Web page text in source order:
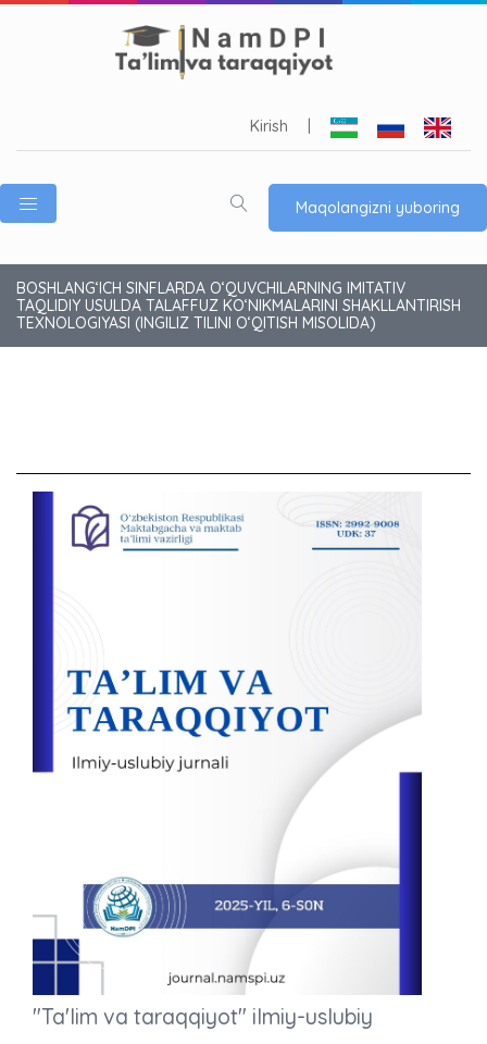
Kirish
Maqolangizni yuboring
BOSHLANG‘ICH SINFLARDA O‘QUVCHILARNING IMITATIV
TAQLIDIY USULDA TALAFFUZ KO‘NIKMALARINI SHAKLLANTIRISH
TEXNOLOGIYASI (INGILIZ TILINI O‘QITISH MISOLIDA)
"Ta'lim va taraqqiyot" ilmiy-uslubiy